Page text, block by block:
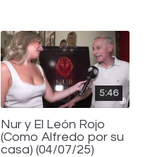
5:46
Nur y El León Rojo
(Como Alfredo por su
casa) (04/07/25)